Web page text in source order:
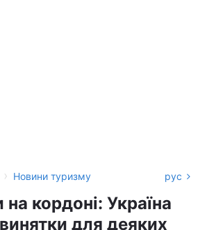
› Новини туризму рус
кордоні: Україна
для деяких